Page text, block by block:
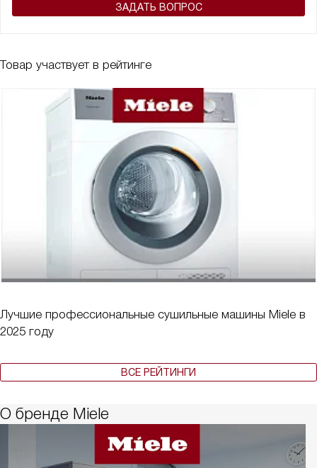
Товар участвует в рейтинге
Лучшие профессиональные сушильные машины Miele в
2025 году
ВСЕ РЕЙТИНГИ
ЗАДАТЬ ВОПРОС
О бренде Miele